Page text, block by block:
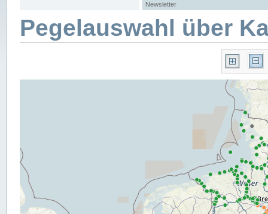
Newsletter
Pegelauswahl über